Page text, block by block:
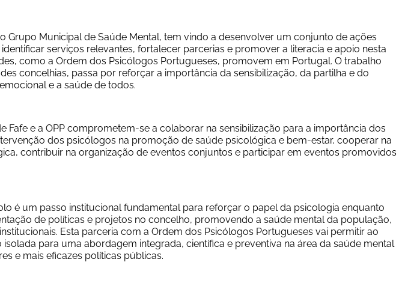
Grupo Municipal de Saúde Mental, tem vindo a desenvolver um conjunto de ações
serviços relevantes, fortalecer parcerias e promover a literacia e apoio nesta
como a Ordem dos Psicólogos Portugueses, promovem em Portugal. O trabalho
concelhias, passa por reforçar a importância da sensibilização, da partilha e do
e a saúde de todos.
e a OPP comprometem-se a colaborar na sensibilização para a importância dos
dos psicólogos na promoção de saúde psicológica e bem-estar, cooperar na
contribuir na organização de eventos conjuntos e participar em eventos promovidos
é um passo institucional fundamental para reforçar o papel da psicologia enquanto
de políticas e projetos no concelho, promovendo a saúde mental da população,
Esta parceria com a Ordem dos Psicólogos Portugueses vai permitir ao
para uma abordagem integrada, científica e preventiva na área da saúde mental
e mais eficazes políticas públicas.